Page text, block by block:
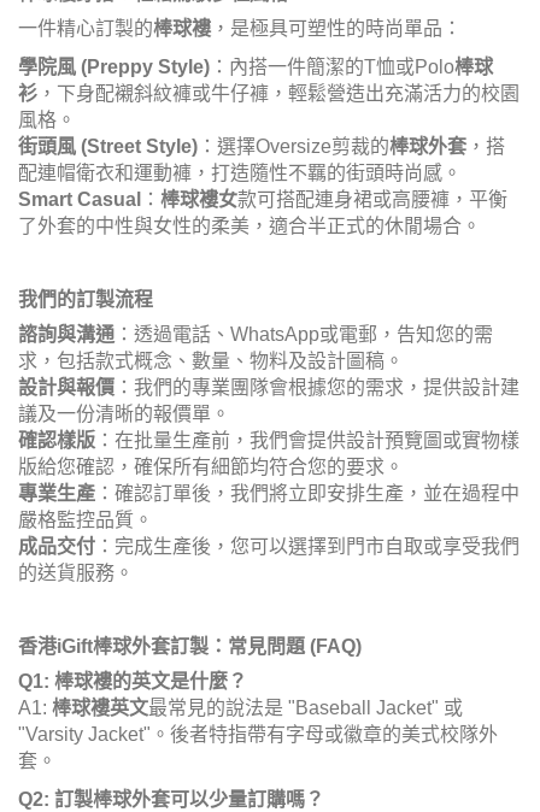
一件精心訂製的棒球褸 ，是極具可塑性的時尚單品：
學院風 (Preppy Style) ：內搭一件簡潔的T恤或Polo棒球
衫 ，下身配襯斜紋褲或牛仔褲，輕鬆營造出充滿活力的校園
風格。
街頭風 (Street Style) ：選擇Oversize剪裁的棒球外套 ，搭
配連帽衛衣和運動褲，打造隨性不羈的街頭時尚感。
Smart Casual
： 棒球褸女款可搭配連身裙或高腰褲，平衡
了外套的中性與女性的柔美，適合半正式的休閒場合。
我們的訂製流程
諮詢與溝通 ：透過電話、WhatsApp或電郵，告知您的需
求，包括款式概念、數量、物料及設計圖稿。
設計與報價 ：我們的專業團隊會根據您的需求，提供設計建
議及一份清晰的報價單。
確認樣版 ：在批量生產前，我們會提供設計預覽圖或實物樣
版給您確認，確保所有細節均符合您的要求。
專業生產 ：確認訂單後，我們將立即安排生產，並在過程中
嚴格監控品質。
成品交付 ：完成生產後，您可以選擇到門市自取或享受我們
的送貨服務。
香港iGift棒球外套訂製：常見問題 (FAQ)
Q1: 棒球褸的英文是什麼？
A1: 棒球褸英文最常見的說法是 "Baseball Jacket" 或
"Varsity Jacket"。後者特指帶有字母或徽章的美式校隊外
套。
Q2: 訂製棒球外套可以少量訂購嗎？